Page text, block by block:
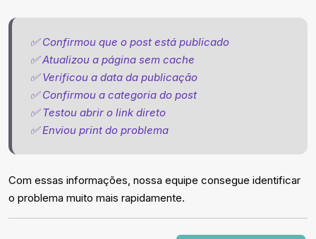
✅ Confirmou que o post está publicado
✅ Atualizou a página sem cache
✅ Verificou a data da publicação
✅ Confirmou a categoria do post
✅ Testou abrir o link direto
✅ Enviou print do problema
Com essas informações, nossa equipe consegue identificar
o problema muito mais rapidamente.